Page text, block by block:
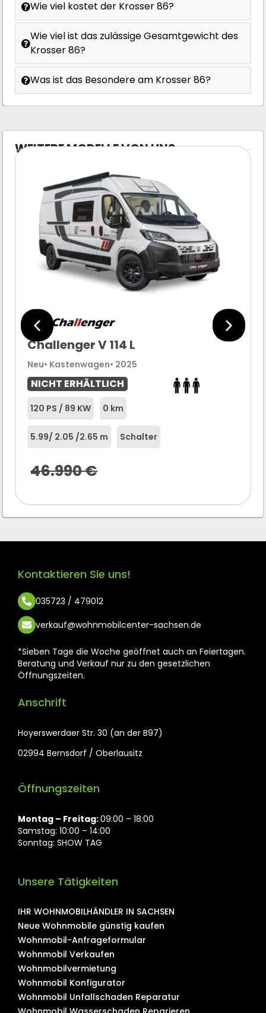
Wie viel kostet der Krosser 86?
Wie viel ist das zulässige Gesamtgewicht des
Krosser 86?
Was ist das Besondere am Krosser 86?
WEITERE MODELLE VON UNS
Challenger V 114 L
Neu• Kastenwagen• 2025
NICHT ERHÄLTLICH
120 PS / 89 KW 0 km
5.99/ 2.05 /2.65 m Schalter
46.990€
Kontaktieren Sie uns!
035723 / 479012
verkauf@wohnmobilcenter-sachsen.de
*Sieben Tage die Woche geöffnet auch an Feiertagen.
Beratung und Verkauf nur zu den gesetzlichen
Öffnungszeiten.
Anschrift
Hoyerswerdaer Str. 30 (an der B97)
02994 Bernsdorf / Oberlausitz
Öffnungszeiten
Montag ⁠– Freitag:09:00 – 18:00
Samstag: 10:00 – 14:00
Sonntag: SHOW TAG
Unsere Tätigkeiten
IHR WOHNMOBILHÄNDLER IN SACHSEN
Neue Wohnmobile günstig kaufen
Wohnmobil-Anfrageformular
Wohnmobil Verkaufen
Wohnmobilvermietung
Wohnmobil Konfigurator
Wohnmobil Unfallschaden Reparatur